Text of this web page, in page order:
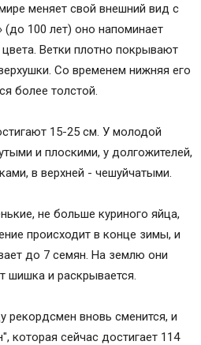
меняет свой внешний вид с
100 лет) оно напоминает
Ветки плотно покрывают
Со временем нижняя его
более толстой.
15-25 см. У молодой
и плоскими, у долгожителей,
в верхней - чешуйчатыми.
не больше куриного яйца,
происходит в конце зимы, и
до 7 семян. На землю они
шишка и раскрывается.
рекордсмен вновь сменится, и
которая сейчас достигает 114